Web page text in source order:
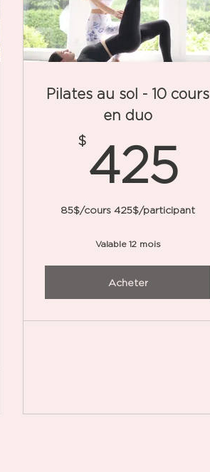
237,50$
Pilates au sol - 10 cours
en duo
$ 425
85$/cours 425$/participant
Valable 12 mois
Acheter